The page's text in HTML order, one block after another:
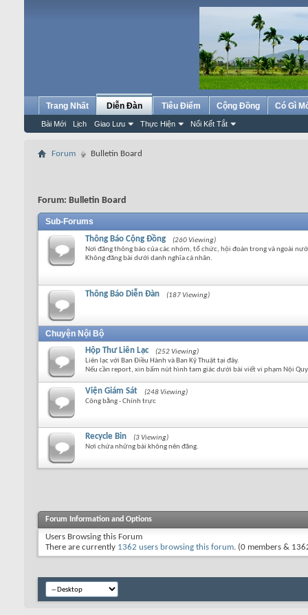
Trang Nhất Diễn Đàn
Bài Mới Lịch Giao Lưu Thực Hiện Nối Kết Tắt
Tiêu Điểm Cộng Đồng Có Gì
Forum Bulletin Board
Forum: Bulletin Board
Sub-Forums
Thông Báo Cộng Đồng
(260 Viewing)
Nơi đăng thông báo của các nhóm, tổ chức, hội đoàn trong và ngoài
Không đăng bài dưới danh nghĩa cá nhân.
Thông Báo Diễn Đàn (187 Viewing)
Chuyện Nội Bộ
Hộp Thư Liên Lạc
(252 Viewing)
Liên lạc với Ban Điều Hành và Ban Kỹ Thuật tại đây.
Nếu cần report, xin bấm nút hình tam giác dưới bài viết vi phạm Nội
Viện Giám Sát
(248 Viewing)
Công bằng - Chính trực
Recycle Bin
(3 Viewing)
Nơi chứa những bài không nên đăng.
Forum Information and Options
Users Browsing this Forum
There are currently 1362 users browsing this forum. (0 members &